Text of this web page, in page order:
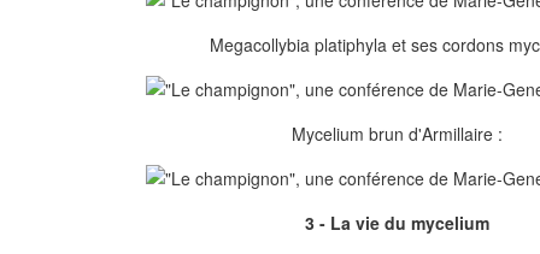
Megacollybia platiphyla et ses cordons
Mycelium brun d'Armillaire :
3 - La vie du mycelium